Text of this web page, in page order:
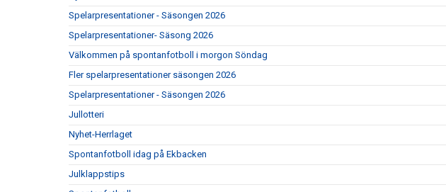
Spelarpresentationer - Säsongen 2026
Spelarpresentationer- Säsong 2026
Välkommen på spontanfotboll i morgon Söndag
Fler spelarpresentationer säsongen 2026
Spelarpresentationer - Säsongen 2026
Jullotteri
Nyhet-Herrlaget
Spontanfotboll idag på Ekbacken
Julklappstips